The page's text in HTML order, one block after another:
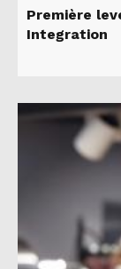
Première
Integration